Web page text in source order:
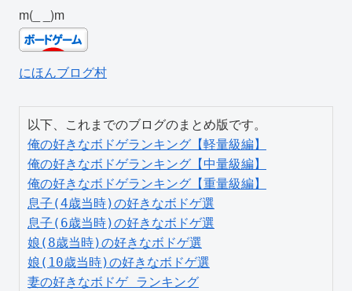
m(_ _)m
にほんブログ村
俺の好きなボドゲランキング【軽量級編】
俺の好きなボドゲランキング【中量級編】
俺の好きなボドゲランキング【重量級編】
息子(4歳当時)の好きなボドゲ選
息子(6歳当時)の好きなボドゲ選
娘(8歳当時)の好きなボドゲ選
娘(10歳当時)の好きなボドゲ選
妻の好きなボドゲ ランキング